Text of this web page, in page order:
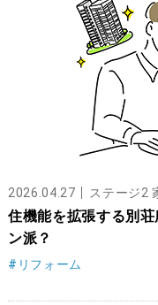
2026.04.27 ステージ2
住機能を拡張する別
ン派？
#リフォーム